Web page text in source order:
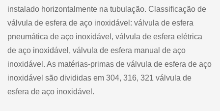
instalado horizontalmente na tubulação. Classificação de
válvula de esfera de aço inoxidável: válvula de esfera
pneumática de aço inoxidável, válvula de esfera elétrica
de aço inoxidável, válvula de esfera manual de aço
inoxidável. As matérias-primas de válvula de esfera de aço
inoxidável são divididas em 304, 316, 321 válvula de
esfera de aço inoxidável.